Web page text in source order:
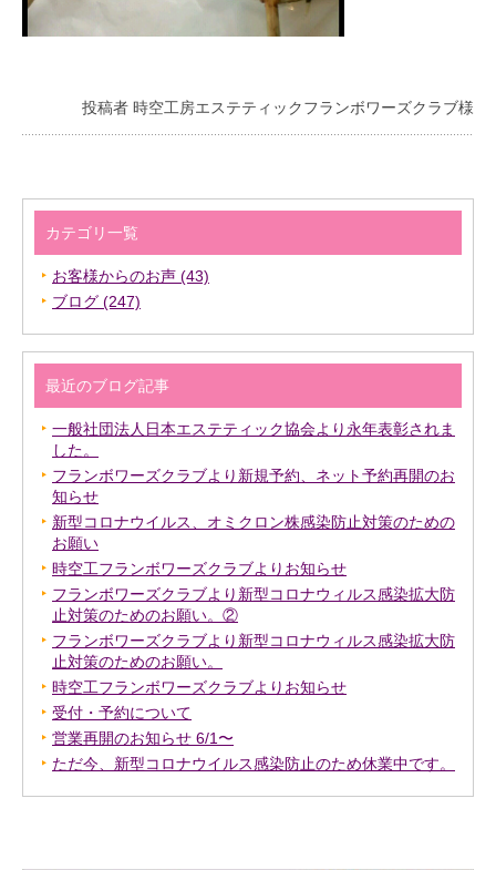
投稿者 時空工房エステティックフランボワーズクラブ様
カテゴリ一覧
お客様からのお声 (43)
ブログ (247)
最近のブログ記事
一般社団法人日本エステティック協会より永年表彰されま
した。
フランボワーズクラブより新規予約、ネット予約再開のお
知らせ
新型コロナウイルス、オミクロン株感染防止対策のための
お願い
時空工フランボワーズクラブよりお知らせ
フランボワーズクラブより新型コロナウィルス感染拡大防
止対策のためのお願い。②
フランボワーズクラブより新型コロナウィルス感染拡大防
止対策のためのお願い。
時空工フランボワーズクラブよりお知らせ
受付・予約について
営業再開のお知らせ 6/1〜
ただ今、新型コロナウイルス感染防止のため休業中です。